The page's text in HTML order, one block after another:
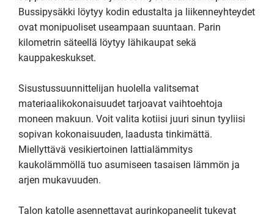
Bussipysäkki löytyy kodin edustalta ja liikenneyhteydet
ovat monipuoliset useampaan suuntaan. Parin
kilometrin säteellä löytyy lähikaupat sekä
kauppakeskukset.
Sisustussuunnittelijan huolella valitsemat
materiaalikokonaisuudet tarjoavat vaihtoehtoja
moneen makuun. Voit valita kotiisi juuri sinun tyyliisi
sopivan kokonaisuuden, laadusta tinkimättä.
Miellyttävä vesikiertoinen lattialämmitys
kaukolämmöllä tuo asumiseen tasaisen lämmön ja
arjen mukavuuden.
Talon katolle asennettavat aurinkopaneelit tukevat